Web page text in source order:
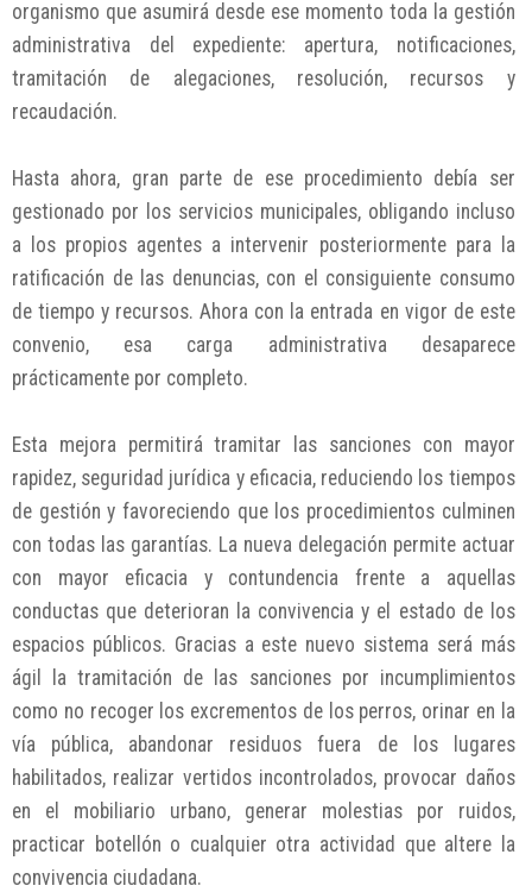
organismo que asumirá desde ese momento toda la gestión
administrativa del expediente: apertura, notificaciones,
tramitación de alegaciones, resolución, recursos y
recaudación.
Hasta ahora, gran parte de ese procedimiento debía ser
gestionado por los servicios municipales, obligando incluso
a los propios agentes a intervenir posteriormente para la
ratificación de las denuncias, con el consiguiente consumo
de tiempo y recursos. Ahora con la entrada en vigor de este
convenio, esa carga administrativa desaparece
prácticamente por completo.
Esta mejora permitirá tramitar las sanciones con mayor
rapidez, seguridad jurídica y eficacia, reduciendo los tiempos
de gestión y favoreciendo que los procedimientos culminen
con todas las garantías. La nueva delegación permite actuar
con mayor eficacia y contundencia frente a aquellas
conductas que deterioran la convivencia y el estado de los
espacios públicos. Gracias a este nuevo sistema será más
ágil la tramitación de las sanciones por incumplimientos
como no recoger los excrementos de los perros, orinar en la
vía pública, abandonar residuos fuera de los lugares
habilitados, realizar vertidos incontrolados, provocar daños
en el mobiliario urbano, generar molestias por ruidos,
practicar botellón o cualquier otra actividad que altere la
convivencia ciudadana.